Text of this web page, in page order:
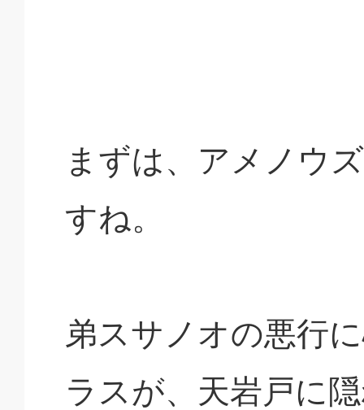
まずは、アメノウ
すね。
弟スサノオの悪行
ラスが、天岩戸に